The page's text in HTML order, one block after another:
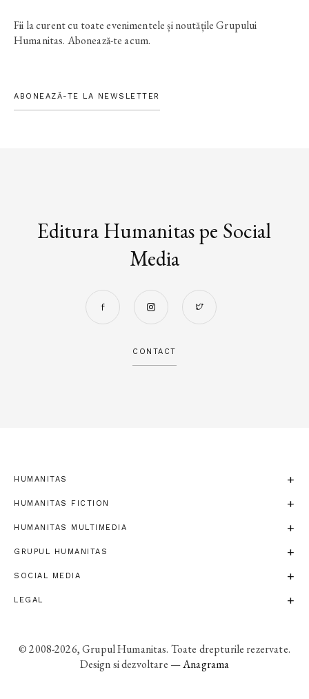
Fii la curent cu toate evenimentele și noutățile Grupului
Humanitas. Abonează-te acum.
ABONEAZĂ-TE LA NEWSLETTER
Editura Humanitas pe Social
Media
CONTACT
HUMANITAS
HUMANITAS FICTION
HUMANITAS MULTIMEDIA
GRUPUL HUMANITAS
SOCIAL MEDIA
LEGAL
© 2008-2026, Grupul Humanitas. Toate drepturile rezervate.
Design si dezvoltare —Anagrama